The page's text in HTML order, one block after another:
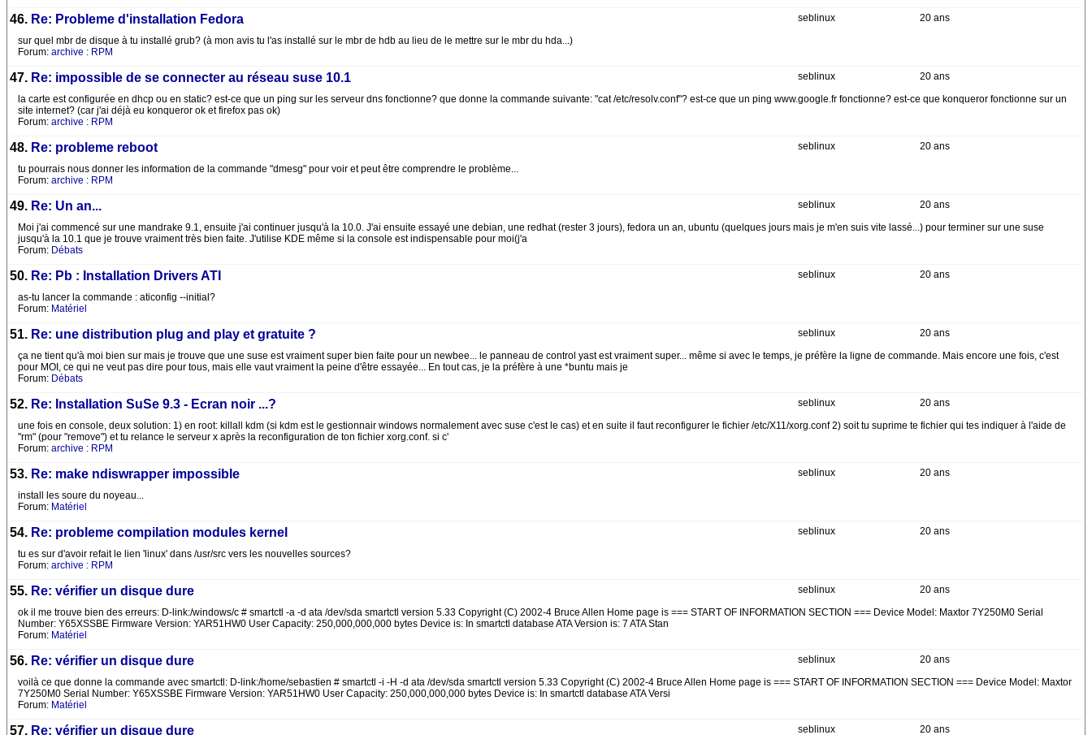
20 ans
seblinux
46. Re: Probleme d'installation Fedora
sur quel mbr de disque à tu installé grub? (à mon avis tu l'as installé sur le mbr de hdb au lieu de le mettre sur le mbr du hda...)
Forum: archive : RPM
20 ans
seblinux
47. Re: impossible de se connecter au réseau suse 10.1
la carte est configurée en dhcp ou en static? est-ce que un ping sur les serveur dns fonctionne? que donne la commande suivante: "cat /etc/resolv.conf"? est-ce que un ping www.google.fr fonctionne? est-ce que konqueror fonctionne sur un
site internet? (car j'ai déjà eu konqueror ok et firefox pas ok)
Forum: archive : RPM
20 ans
seblinux
48. Re: probleme reboot
tu pourrais nous donner les information de la commande "dmesg" pour voir et peut être comprendre le problème...
Forum: archive : RPM
20 ans
seblinux
49. Re: Un an...
Moi j'ai commencé sur une mandrake 9.1, ensuite j'ai continuer jusqu'à la 10.0. J'ai ensuite essayé une debian, une redhat (rester 3 jours), fedora un an, ubuntu (quelques jours mais je m'en suis vite lassé...) pour terminer sur une suse
jusqu'à la 10.1 que je trouve vraiment très bien faite. J'utilise KDE même si la console est indispensable pour moi(j'a
Forum: Débats
20 ans
seblinux
50. Re: Pb : Installation Drivers ATI
as-tu lancer la commande : aticonfig --initial?
Forum: Matériel
20 ans
seblinux
51. Re: une distribution plug and play et gratuite ?
ça ne tient qu'à moi bien sur mais je trouve que une suse est vraiment super bien faite pour un newbee... le panneau de control yast est vraiment super... même si avec le temps, je préfère la ligne de commande. Mais encore une fois, c'est
pour MOI, ce qui ne veut pas dire pour tous, mais elle vaut vraiment la peine d'être essayée... En tout cas, je la préfère à une *buntu mais je
Forum: Débats
20 ans
seblinux
52. Re: Installation SuSe 9.3 - Ecran noir ...?
une fois en console, deux solution: 1) en root: killall kdm (si kdm est le gestionnair windows normalement avec suse c'est le cas) et en suite il faut reconfigurer le fichier /etc/X11/xorg.conf 2) soit tu suprime te fichier qui tes indiquer à l'aide de
"rm" (pour "remove") et tu relance le serveur x après la reconfiguration de ton fichier xorg.conf. si c'
Forum: archive : RPM
20 ans
seblinux
53. Re: make ndiswrapper impossible
install les soure du noyeau...
Forum: Matériel
20 ans
seblinux
54. Re: probleme compilation modules kernel
tu es sur d'avoir refait le lien 'linux' dans /usr/src vers les nouvelles sources?
Forum: archive : RPM
20 ans
seblinux
55. Re: vérifier un disque dure
ok il me trouve bien des erreurs: D-link:/windows/c # smartctl -a -d ata /dev/sda smartctl version 5.33 Copyright (C) 2002-4 Bruce Allen Home page is === START OF INFORMATION SECTION === Device Model: Maxtor 7Y250M0 Serial
Number: Y65XSSBE Firmware Version: YAR51HW0 User Capacity: 250,000,000,000 bytes Device is: In smartctl database ATA Version is: 7 ATA Stan
Forum: Matériel
20 ans
seblinux
56. Re: vérifier un disque dure
voilà ce que donne la commande avec smartctl: D-link:/home/sebastien # smartctl -i -H -d ata /dev/sda smartctl version 5.33 Copyright (C) 2002-4 Bruce Allen Home page is === START OF INFORMATION SECTION === Device Model: Maxtor
7Y250M0 Serial Number: Y65XSSBE Firmware Version: YAR51HW0 User Capacity: 250,000,000,000 bytes Device is: In smartctl database ATA Versi
Forum: Matériel
20 ans
seblinux
57. Re: vérifier un disque dure